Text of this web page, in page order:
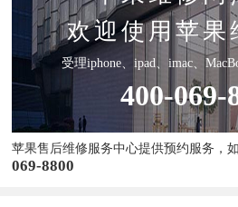
欢迎使用苹果
受理iphone、ipad、imac、
400-069-
苹果售后维修服务中心提供预约服务，
069-8800